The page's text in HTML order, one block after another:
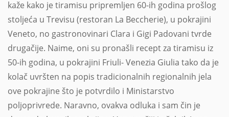
kaže kako je tiramisu pripremljen 60-ih godina prošlog
stoljeća u Trevisu (restoran La Beccherie), u pokrajini
Veneto, no gastronovinari Clara i Gigi Padovani tvrde
drugačije. Naime, oni su pronašli recept za tiramisu iz
50-ih godina, u pokrajini Friuli- Venezia Giulia tako da je
kolač uvršten na popis tradicionalnih regionalnih jela
ove pokrajine što je potvrdilo i Ministarstvo
poljoprivrede. Naravno, ovakva odluka i sam čin je